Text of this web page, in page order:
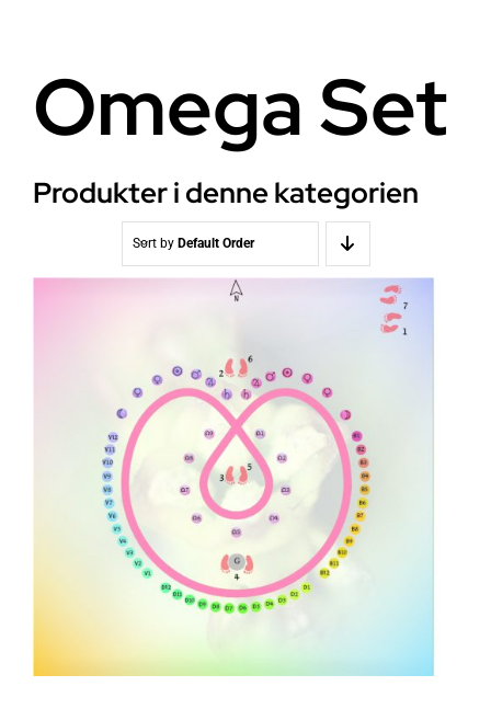
Butikk i Oslo
WooCommerce Cart
Stråling EMF
Omega Set
Produkter i denne kategorien
Sort by Default Order